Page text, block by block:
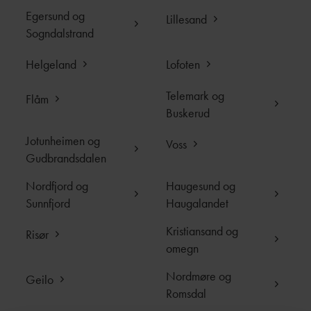
gammel eller ung. At Hardanger er et sted som må
oppleves, er helt sikkert.
Egersund og
Sogndalstrand
Lillesand
Helgeland Lofoten
Flåm
Telemark og
Buskerud
Jotunheimen og
Gudbrandsdalen
Voss
Nordfjord og
Sunnfjord
Haugesund og
Haugalandet
Risør
Kristiansand og
omegn
Geilo
Nordmøre og
Romsdal